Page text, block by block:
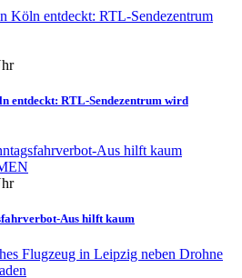
entdeckt: RTL-Sendezentrum wird
Aus hilft kaum